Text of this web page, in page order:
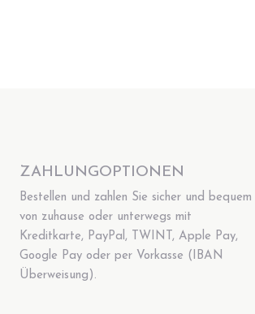
ZAHLUNGOPTIONEN
Bestellen und zahlen Sie sicher und bequem
von zuhause oder unterwegs mit
Kreditkarte, PayPal, TWINT, Apple Pay,
Google Pay oder per Vorkasse (IBAN
Überweisung).